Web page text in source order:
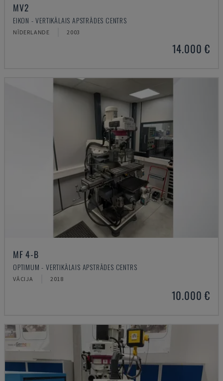
MV2
EIKON - VERTIKĀLAIS APSTRĀDES CENTRS
NĪDERLANDE 2003
14.000 €
MF 4-B
OPTIMUM - VERTIKĀLAIS APSTRĀDES CENTRS
VĀCIJA 2018
10.000 €